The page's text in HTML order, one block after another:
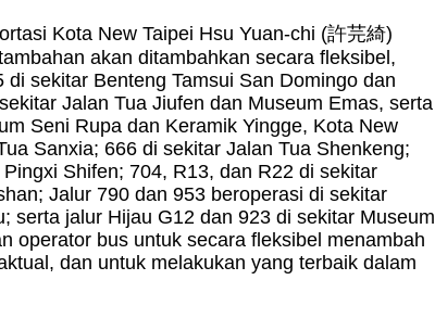
Kota New Taipei Hsu Yuan-chi (許芫綺)
akan ditambahkan secara fleksibel,
sekitar Benteng Tamsui San Domingo dan
Jalan Tua Jiufen dan Museum Emas, serta
Seni Rupa dan Keramik Yingge, Kota New
Sanxia; 666 di sekitar Jalan Tua Shenkeng;
Shifen; 704, R13, dan R22 di sekitar
Jalur 790 dan 953 beroperasi di sekitar
serta jalur Hijau G12 dan 923 di sekitar Museum
operator bus untuk secara fleksibel menambah
dan untuk melakukan yang terbaik dalam